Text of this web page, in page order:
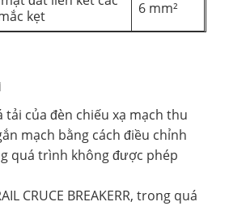
kẹt
6 mm²
tải của đèn chiếu xạ mạch thu
mạch bằng cách điều chỉnh
quá trình không được phép
CRUCE BREAKERR, trong quá